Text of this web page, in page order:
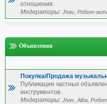
отношения.
Модераторы: Jhav, Робот-
Объявления
Покупка/Продажа
Публикация частных
инструментов.
Модераторы: Jhav,Alba,